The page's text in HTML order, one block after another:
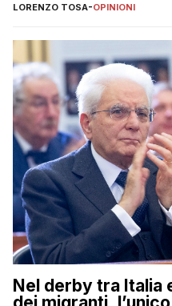
LORENZO TOSA-OPINIONI
Nel derby tra Italia